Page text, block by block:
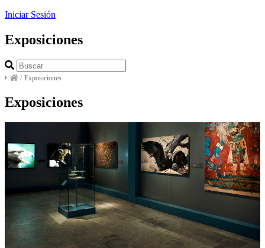
Iniciar Sesión
Exposiciones
/ Exposiciones
Exposiciones